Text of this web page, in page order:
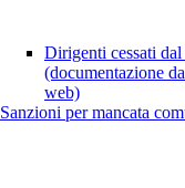
Dirigenti cessati
(documentazione
web)
Sanzioni per mancata